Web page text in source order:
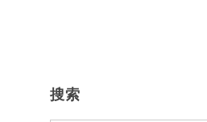
搜索